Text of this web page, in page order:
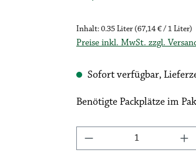
Inhalt: 0.35 Liter (67,14 € / 1 Liter)
Preise inkl. MwSt. zzgl.
Sofort verfügbar,
Benötigte Packplätze im
Produkt Anzahl: